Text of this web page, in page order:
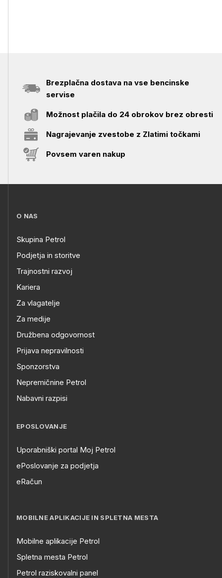
Brezplačna dostava na vse bencinske
servise
Možnost plačila do 24 obrokov brez obresti
Nagrajevanje zvestobe z Zlatimi točkami
Povsem varen nakup
O NAS
Skupina Petrol
Podjetja in storitve
Trajnostni razvoj
Kariera
Za vlagatelje
Za medije
Družbena odgovornost
Prijava nepravilnosti
Sponzorstva
Nepremičnine Petrol
Nabavni razpisi
EPOSLOVANJE
Uporabniški portal Moj Petrol
ePoslovanje za podjetja
eRačun
MOBILNE APLIKACIJE IN SPLETNA MESTA
Mobilne aplikacije Petrol
Spletna mesta Petrol
Petrol raziskovalni panel